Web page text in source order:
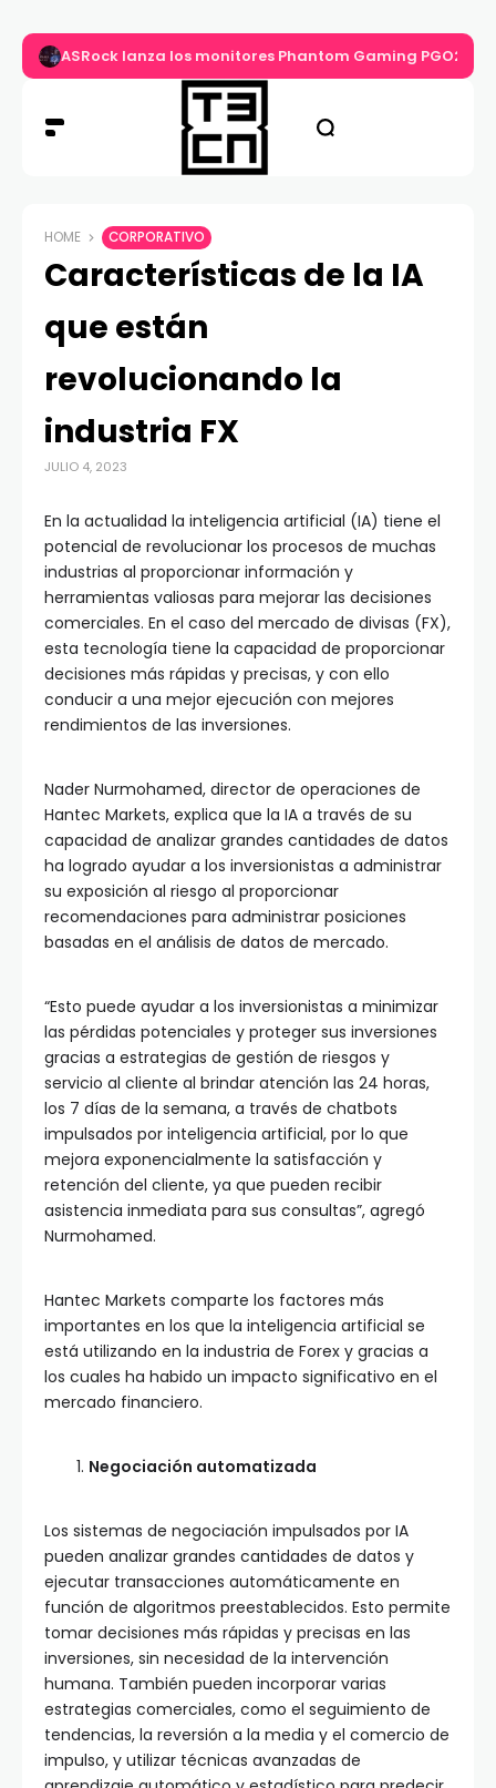
ASRock lanza los monitores Phantom Gaming
HOME CORPORATIVO
Características de la IA
que están
revolucionando la
industria FX
JULIO 4, 2023
En la actualidad la inteligencia artificial (IA) tiene el
potencial de revolucionar los procesos de muchas
industrias al proporcionar información y
herramientas valiosas para mejorar las decisiones
comerciales. En el caso del mercado de divisas (FX),
esta tecnología tiene la capacidad de proporcionar
decisiones más rápidas y precisas, y con ello
conducir a una mejor ejecución con mejores
rendimientos de las inversiones.
Nader Nurmohamed, director de operaciones de
Hantec Markets, explica que la IA a través de su
capacidad de analizar grandes cantidades de datos
ha logrado ayudar a los inversionistas a administrar
su exposición al riesgo al proporcionar
recomendaciones para administrar posiciones
basadas en el análisis de datos de mercado.
“Esto puede ayudar a los inversionistas a minimizar
las pérdidas potenciales y proteger sus inversiones
gracias a estrategias de gestión de riesgos y
servicio al cliente al brindar atención las 24 horas,
los 7 días de la semana, a través de chatbots
impulsados ​​por inteligencia artificial, por lo que
mejora exponencialmente la satisfacción y
retención del cliente, ya que pueden recibir
asistencia inmediata para sus consultas”, agregó
Nurmohamed.
Hantec Markets comparte los factores más
importantes en los que la inteligencia artificial se
está utilizando en la industria de Forex y gracias a
los cuales ha habido un impacto significativo en el
mercado financiero.
Negociación automatizada
Los sistemas de negociación impulsados por IA
pueden analizar grandes cantidades de datos y
ejecutar transacciones automáticamente en
función de algoritmos preestablecidos. Esto permite
tomar decisiones más rápidas y precisas en las
inversiones, sin necesidad de la intervención
humana. También pueden incorporar varias
estrategias comerciales, como el seguimiento de
tendencias, la reversión a la media y el comercio de
impulso, y utilizar técnicas avanzadas de